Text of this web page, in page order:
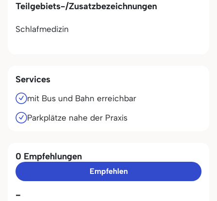
Teilgebiets-/Zusatzbezeichnungen
Schlafmedizin
Services
mit Bus und Bahn erreichbar
Parkplätze nahe der Praxis
0 Empfehlungen
Empfehlen
-